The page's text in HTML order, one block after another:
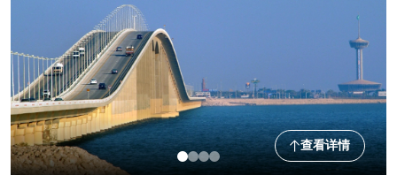
查看详情